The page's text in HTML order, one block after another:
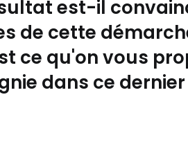
est-il
de cette
ce qu'on vous
dans ce